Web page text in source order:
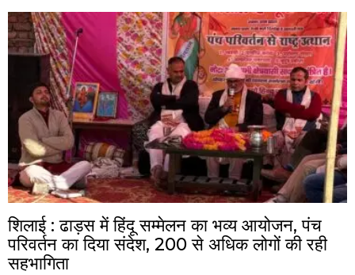
शिलाई : ढाड़स में हिंदू सम्मेलन का भव्य आयोजन, पंच
परिवर्तन का दिया संदेश, 200 से अधिक लोगों की रही
सहभागिता